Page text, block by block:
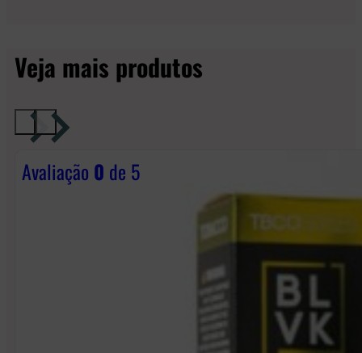
Veja mais produtos
Avaliação 0 de 5